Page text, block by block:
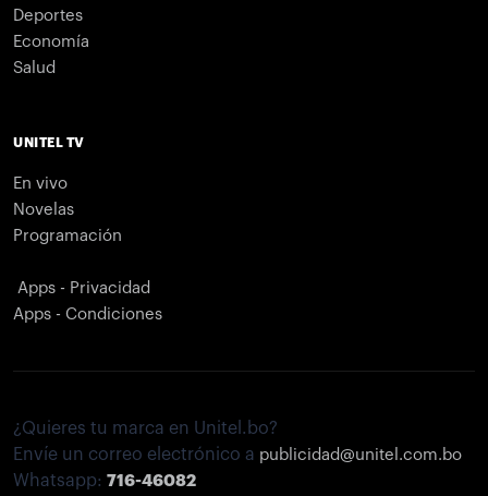
Deportes
Economía
Salud
UNITEL TV
En vivo
Novelas
Programación
Apps - Privacidad
Apps - Condiciones
¿Quieres tu marca en Unitel.bo?
Envíe un correo electrónico a publicidad@unitel.com.bo
Whatsapp: 716-46082